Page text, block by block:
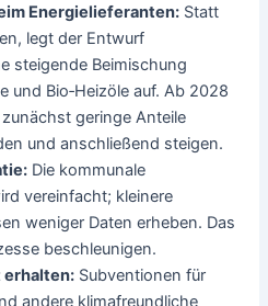
Energielieferanten: Statt
legt der Entwurf
steigende Beimischung
und Bio‑Heizöle auf. Ab 2028
geringe Anteile
und anschließend steigen.
Die kommunale
vereinfacht; kleinere
weniger Daten erheben. Das
beschleunigen.
erhalten: Subventionen für
andere klimafreundliche